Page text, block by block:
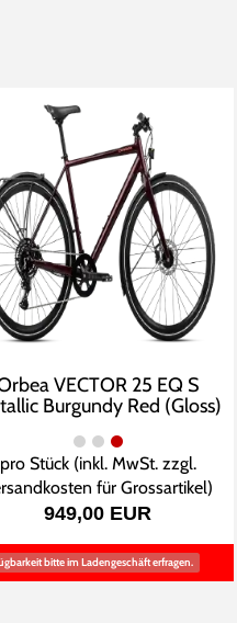
VECTOR 25 EQ S
Burgundy Red (Gloss)
pro Stück (inkl. MwSt. zzgl.
für Grossartikel)
949,00 EUR
bitte im Ladengeschäft erfragen.